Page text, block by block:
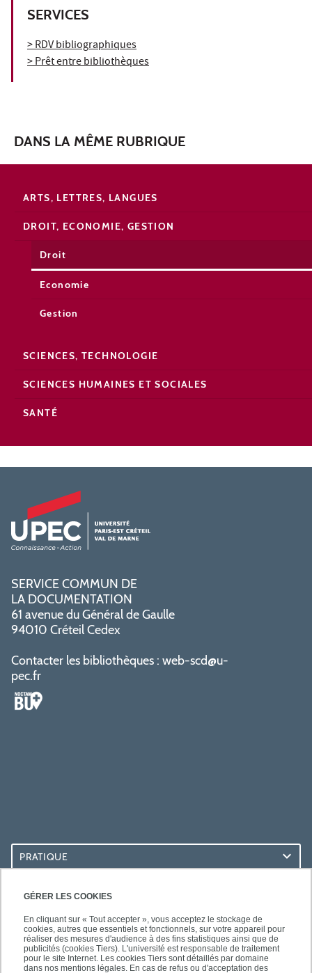
GÉRER LES COOKIES
En cliquant sur « Tout accepter », vous acceptez le stockage de
cookies, autres que essentiels et fonctionnels, sur votre appareil pour
réaliser des mesures d'audience à des fins statistiques ainsi que de
publicités (cookies Tiers). L'université est responsable de traitement
pour le site Internet. Les cookies Tiers sont détaillés par domaine
dans nos mentions légales. En cas de refus ou d'acceptation des
SERVICES
> RDV bibliographiques
> Prêt entre bibliothèques
DANS LA MÊME RUBRIQUE
ARTS, LETTRES, LANGUES
DROIT, ECONOMIE, GESTION
Droit
Economie
Gestion
SCIENCES, TECHNOLOGIE
SCIENCES HUMAINES ET SOCIALES
SANTÉ
SERVICE COMMUN DE
LA DOCUMENTATION
61 avenue du Général de Gaulle
94010 Créteil Cedex
Contacter les bibliothèques : web-scd@u-
pec.fr
PRATIQUE
ACCÈS RAPIDES
LES BU SUR...